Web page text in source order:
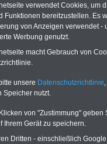
zur weiterführenden
OnlineBücher bzw.
und Beamte mit
keitsrecht für
Links, z.B.
den
verwendet Cookies, um
Funktionen bereitzustellen. Es
von Anzeigen verwendet
Werbung genutzt.
macht Gebrauch von
unsere Datenschutzrichtlinie
Speicher nutzt.
von "Zustimmung"
Ihrem Gerät zu speichern.
Dritten - einschließlich